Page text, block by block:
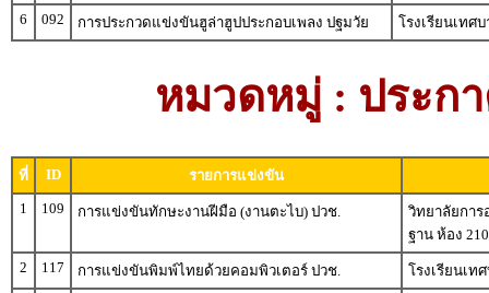
6 092 การประกวดแข่งขันฮูล่าฮูปประกอบเพลง ปฐมวัย โรงเรียนเทศ
หมวดหมู่ : ประก
ที่ ID
รายการแข่งขัน
1
109 การแข่งขันทักษะงานฝีมือ (งานตะไบ) ปวช.
วิทยาลัยการ
ฐาน ห้อง
2
117 การแข่งขันพิมพ์ไทยด้วยคอมพิวเตอร์ ปวช.
โรงเรียนเท